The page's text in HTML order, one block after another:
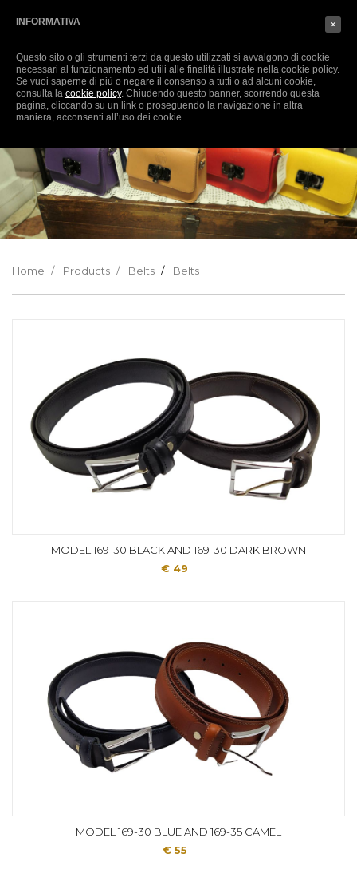
Home Products Belts Belts
MODEL 169-30 BLACK AND 169-30 DARK BROWN
€ 49
MODEL 169-30 BLUE AND 169-35 CAMEL
€ 55
×
INFORMATIVA
Questo sito o gli strumenti terzi da questo utilizzati si avvalgono di cookie
necessari al funzionamento ed utili alle finalità illustrate nella cookie policy.
Se vuoi saperne di più o negare il consenso a tutti o ad alcuni cookie,
consulta la cookie policy. Chiudendo questo banner, scorrendo questa
pagina, cliccando su un link o proseguendo la navigazione in altra
maniera, acconsenti all’uso dei cookie.